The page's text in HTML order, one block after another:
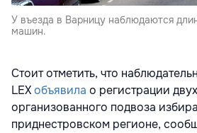
У въезда в Варницу наблюдаются
машин.
Стоит отметить, что
LEXобъявила о регистрации
организованного подвоза
приднестровском регионе,